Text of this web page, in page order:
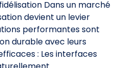
Dans un marché
devient un levier
performantes sont
durable avec leurs
: Les interfaces